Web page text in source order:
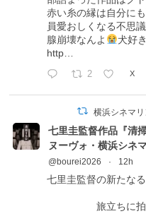
赤い糸の縁は自分に
員愛おしくなる不思
腺崩壊なんよ
犬好
http…
2 X
横浜シネマ
七里圭監督作品『清
ヌーヴォ・横浜シネ
@bourei2026 · 12h
七里圭監督の新たなる
旅立ちに拍